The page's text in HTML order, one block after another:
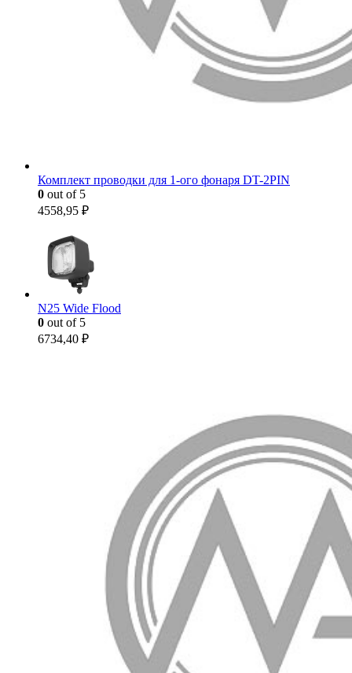
Комплект проводки для 1-ого фонаря DT-2PIN
0 out of 5
4558,95 ₽
N25 Wide Flood
0 out of 5
6734,40 ₽